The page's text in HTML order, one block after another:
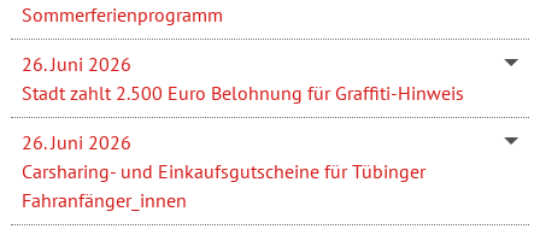
Sommerferienprogramm
26. Juni 2026
Stadt zahlt 2.500 Euro Belohnung für Graffiti-Hinweis
26. Juni 2026
Carsharing- und Einkaufsgutscheine für Tübinger
Fahranfänger_innen